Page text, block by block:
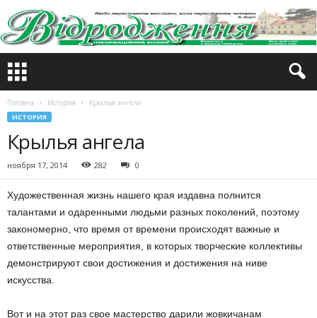
Головна История Крылья ангела
ИСТОРИЯ
Крылья ангела
ноября 17, 2014 282 0
Художественная жизнь нашего края издавна полнится
талантами и одаренными людьми разных поколений, поэтому
закономерно, что время от времени происходят важные и
ответственные мероприятия, в которых творческие коллективы
демонстрируют свои достижения и достижения на ниве
искусства.
Вот и на этот раз свое мастерство дарили жовкичанам